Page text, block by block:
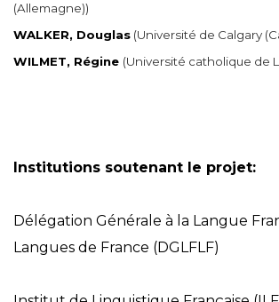
(Allemagne))
WALKER, Douglas (Université de Calgary
WILMET, Régine (Université catholique de
Institutions soutenant le projet:
Délégation Générale à la Langue
Langues de France (DGLFLF)